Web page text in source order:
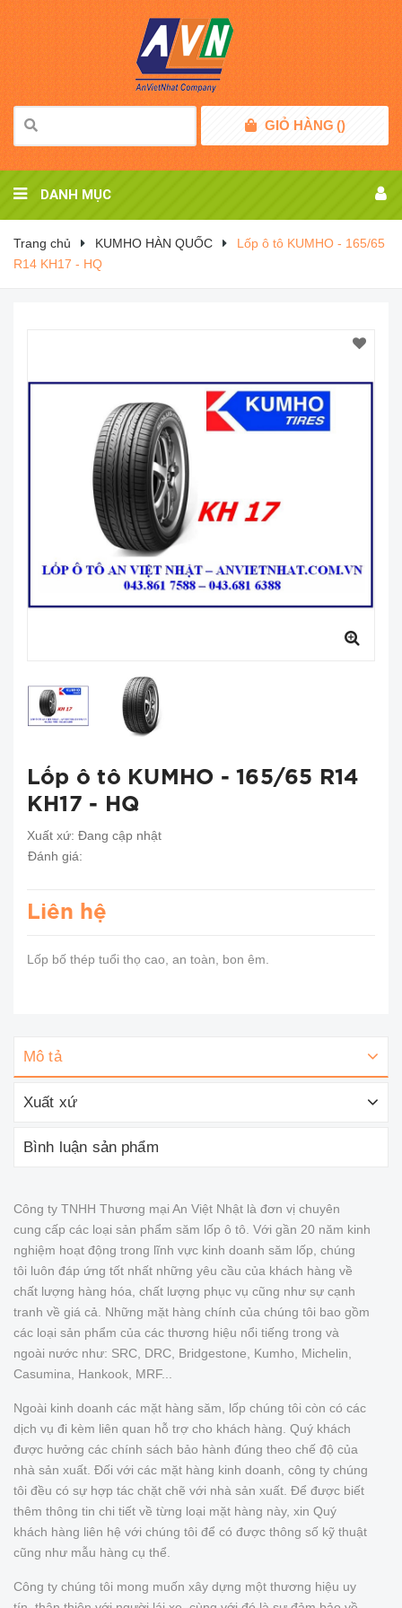
GIỎ HÀNG ()
DANH MỤC
Trang chủ KUMHO HÀN QUỐC
Lốp ô tô KUMHO - 165/65
R14 KH17 - HQ
Lốp ô tô KUMHO - 165/65 R14
KH17 - HQ
Xuất xứ: Đang cập nhật
Đánh giá:
Liên hệ
Lốp bố thép tuổi thọ cao, an toàn, bon êm.
Mô tả
Xuất xứ
Bình luận sản phẩm
Công ty TNHH Thương mại An Việt Nhật là đơn vị chuyên
cung cấp các loại sản phẩm săm lốp ô tô. Với gần 20 năm kinh
nghiệm hoạt động trong lĩnh vực kinh doanh săm lốp, chúng
tôi luôn đáp ứng tốt nhất những yêu cầu của khách hàng về
chất lượng hàng hóa, chất lượng phục vụ cũng như sự cạnh
tranh về giá cả. Những mặt hàng chính của chúng tôi bao gồm
các loại sản phẩm của các thương hiệu nổi tiếng trong và
ngoài nước như: SRC, DRC, Bridgestone, Kumho, Michelin,
Casumina, Hankook, MRF...
Ngoài kinh doanh các mặt hàng săm, lốp chúng tôi còn có các
dịch vụ đi kèm liên quan hỗ trợ cho khách hàng. Quý khách
được hưởng các chính sách bảo hành đúng theo chế độ của
nhà sản xuất. Đối với các mặt hàng kinh doanh, công ty chúng
tôi đều có sự hợp tác chặt chẽ với nhà sản xuất. Để được biết
thêm thông tin chi tiết về từng loại mặt hàng này, xin Quý
khách hàng liên hệ với chúng tôi để có được thông số kỹ thuật
cũng như mẫu hàng cụ thể.
Công ty chúng tôi mong muốn xây dựng một thương hiệu uy